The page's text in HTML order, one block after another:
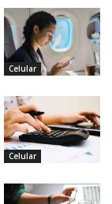
Celular
Celular